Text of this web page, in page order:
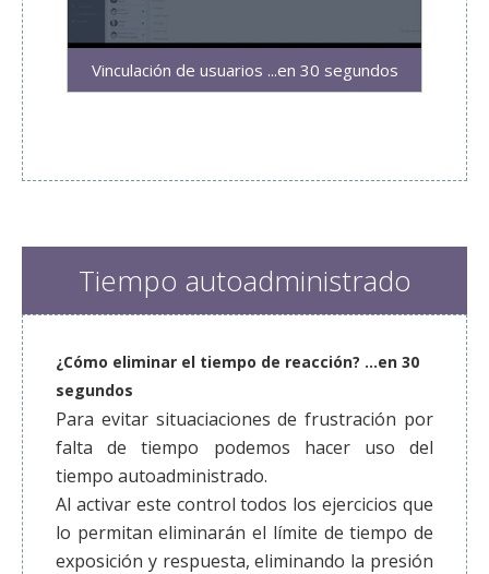
Vinculación de usuarios ...en 30 segundos
Tiempo autoadministrado
¿Cómo eliminar el tiempo de reacción? ...en 30
segundos
Para evitar situaciaciones de frustración por
falta de tiempo podemos hacer uso del
tiempo autoadministrado.
Al activar este control todos los ejercicios que
lo permitan eliminarán el límite de tiempo de
exposición y respuesta, eliminando la presión